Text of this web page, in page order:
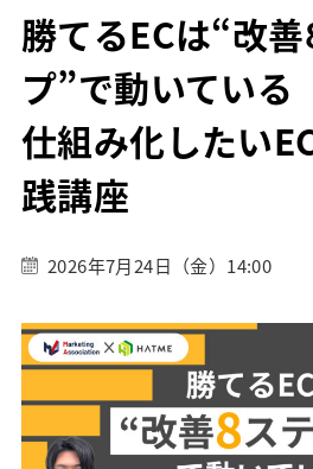
勝てるECは“改
プ”で動いてい
仕組み化したい
践講座
2026年7月24日（金）14:00